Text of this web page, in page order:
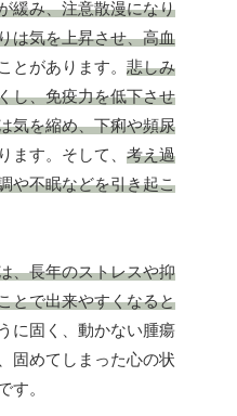
緩み、注意散漫になり
は気を上昇させ、高血
ことがあります。 悲しみ
し、免疫力を低下させ
気を縮め、下痢や頻尿
ます。そして、 考え過
や不眠などを引き起こ
、長年のストレスや抑
とで出来やすくなると
に固く、動かない腫瘍
固めてしまった心の状
す。